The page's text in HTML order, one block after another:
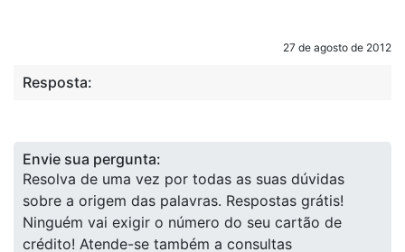
27 de agosto de 2012
Resposta:
Envie sua pergunta:
Resolva de uma vez por todas as suas dúvidas
sobre a origem das palavras. Respostas grátis!
Ninguém vai exigir o número do seu cartão de
crédito! Atende-se também a consultas